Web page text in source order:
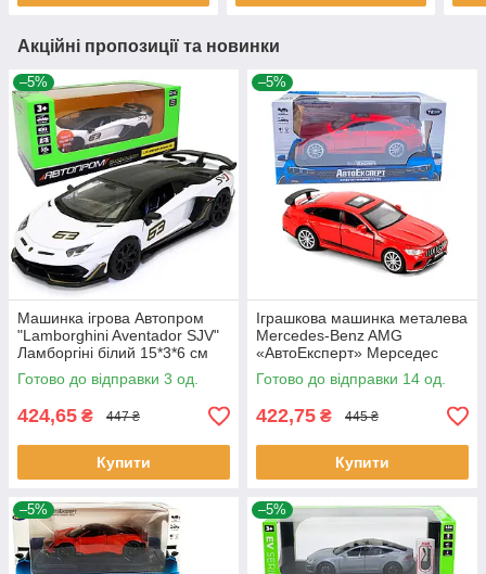
Акційні пропозиції та новинки
–5%
Машинка ігрова Автопром
"Lamborghini Aventador SJV"
Ламборгіні білий 15*3*6 см
(68472)
Готово до відправки 3 од.
424,65 ₴ 447 ₴
Купити
–5%
Іграшкова машинка металева
Mercedes-Benz AMG
«АвтоЕксперт» Мерседес
червоний звук світло 15*6*5
см (26902)
Готово до відправки 14 од.
422,75 ₴ 445 ₴
Купити
–5% –5%